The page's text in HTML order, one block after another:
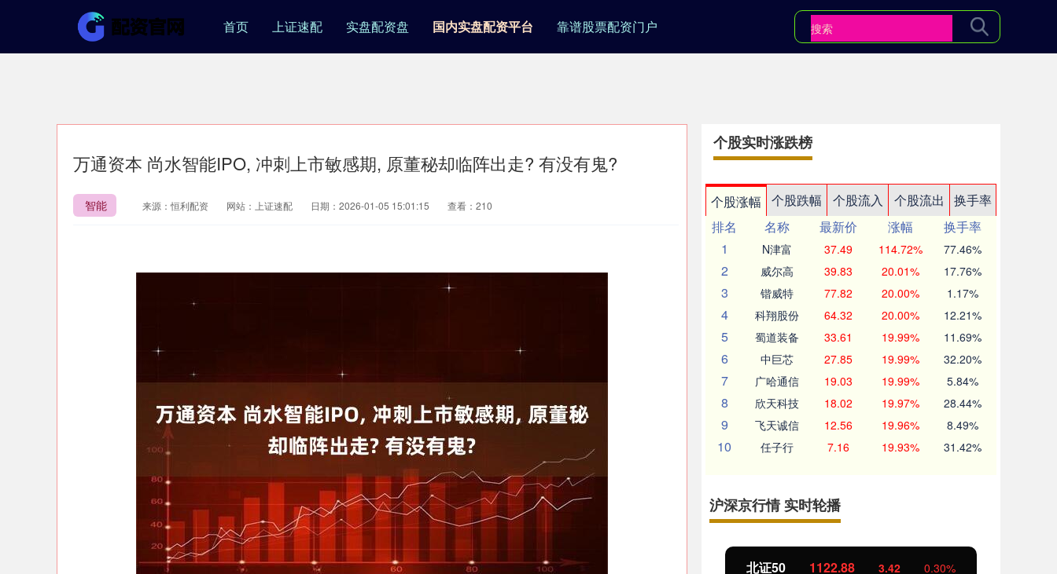
首页 上证速配 实盘配资盘 国内实盘配资平台 靠谱股票配资门户
万通资本 尚水智能IPO, 冲刺上市敏感期, 原董秘却临阵出走? 有没有鬼?
智能 来源：恒利配资 网站：上证速配 日期：2026-01-05 15:01:15 查看：210
个股实时涨跌榜
个股涨幅 个股跌幅 个股流入 个股流出
换手率
排名
名称 最新价 涨幅
换手率
1
N津富 37.49 114.72% 77.46%
2 威尔高 39.83 20.01% 17.76%
3 锴威特 77.82 20.00% 1.17%
4 科翔股份 64.32 20.00% 12.21%
5 蜀道装备 33.61 19.99% 11.69%
6 中巨芯 27.85 19.99% 32.20%
7 广哈通信 19.03 19.99% 5.84%
8 欣天科技 18.02 19.97% 28.44%
9 飞天诚信 12.56 19.96% 8.49%
10 任子行 7.16 19.93% 31.42%
沪深京行情 实时轮播
深证成指 14110.12 -34.08 -0.24% 沪深300 4651.31 -6.85 北证50 1122.88 3.42 0.30%